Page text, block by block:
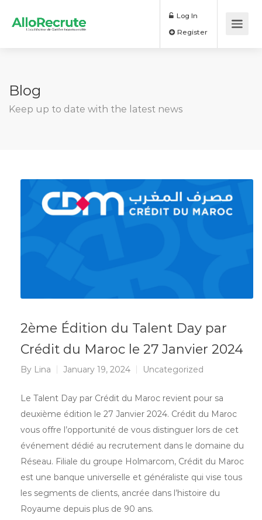
Log In
Blog
Keep up to date with the latest news
2ème Édition du Talent Day par
Crédit du Maroc le 27 Janvier 2024
By Lina January 19, 2024 Uncategorized
Le Talent Day par Crédit du Maroc revient pour sa
deuxième édition le 27 Janvier 2024. Crédit du Maroc
vous offre l’opportunité de vous distinguer lors de cet
événement dédié au recrutement dans le domaine du
Réseau. Filiale du groupe Holmarcom, Crédit du Maroc
est une banque universelle et généraliste qui vise tous
les segments de clients, ancrée dans l’histoire du
Royaume depuis plus de 90 ans.